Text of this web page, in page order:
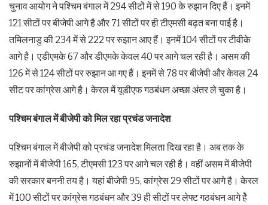
चुनाव आयोग ने पश्चिम बंगाल में 294 सीटों में से 190 के रुझान दिए हैं। इनमें
121 सीटों पर बीजेपी आगे है और 71 सीटों पर ही टीएमसी बढ़त बना पाई है।
तमिलनाडु की 234 में से 222 पर रुझान आए हैं। इनमें 104 सीटों पर टीवीके
आगे है। एडीएमके 67 और डीएमके केवल 40 पर आगे चल रही है। असम की
126 में से 124 सीटों पर रुझान आ गए हैं। इनमें से 78 पर बीजेपी और केवल 24
सीट पर कांग्रेस आगे है। केरल में यूडीएफ गठबंधन अच्छा अंतर ले चुका है।
पश्चिम बंगाल में बीजेपी को मिल रहा प्रचंड जनादेश
पश्चिम बंगाल में बीजेपी को प्रचंड जनादेश मिलता दिख रहा है। अब तक के
रुझानों में बीजेपी 165, टीएमसी 123 पर आगे चल रही है। वहीं असम में बीजेपी
की सरकार बननी तय है। यहां बीजेपी 95, कांग्रेस 29 सीटों पर आगे है। केरल
में 100 सीटों पर कांग्रेस गठबंधन और 39 ही सीटों पर लेफ्ट गठबंधन आगे हैे